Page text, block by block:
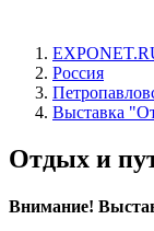
Россия
Выставка
Отдых и
Внимание!